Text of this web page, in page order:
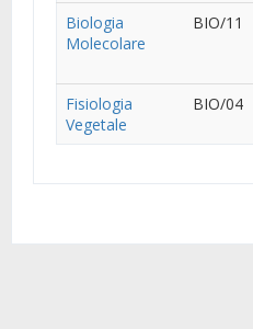
Biologia
Molecolare
BIO/11
Fisiologia
Vegetale
BIO/04